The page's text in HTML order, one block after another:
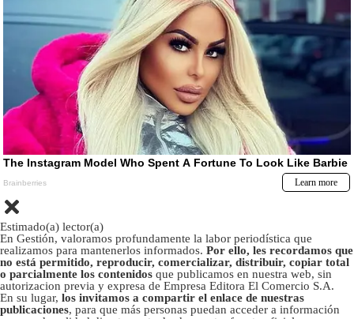
Estimado(a) lector(a)
En Gestión, valoramos profundamente la labor periodística que
realizamos para mantenerlos informados. Por ello, les recordamos que
no está permitido, reproducir, comercializar, distribuir, copiar total
o parcialmente los contenidos que publicamos en nuestra web, sin
autorizacion previa y expresa de Empresa Editora El Comercio S.A.
En su lugar, los invitamos a compartir el enlace de nuestras
publicaciones, para que más personas puedan acceder a información